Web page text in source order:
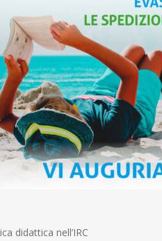
didattica nell’IRC